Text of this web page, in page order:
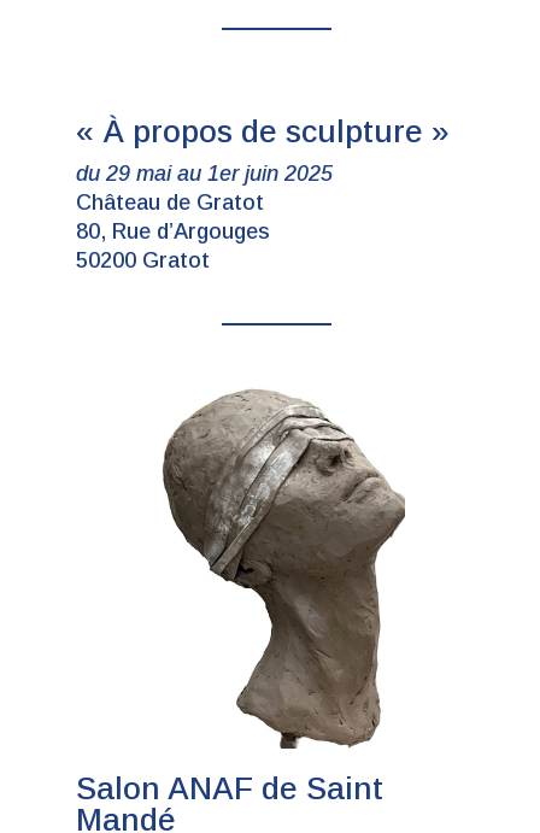
« À propos de sculpture »
du 29 mai au 1er juin 2025
Château de Gratot
80, Rue d’Argouges
50200 Gratot
Salon ANAF de Saint
Mandé